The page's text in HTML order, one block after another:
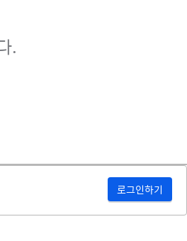
.
로그인하기